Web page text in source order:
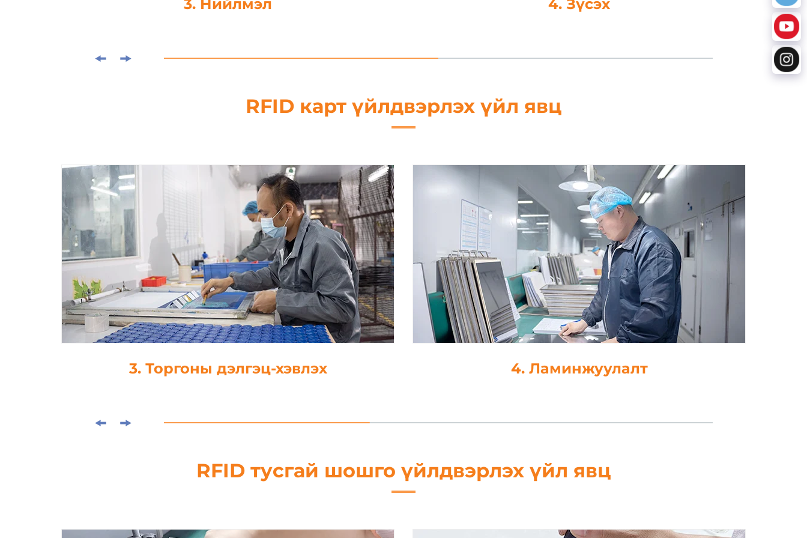
4. Зүсэх 5. Мэдээлэл боловсруулах
RFID карт үйлдвэрлэх үйл явц
4. Ламинжуулалт 5. Цоолборлох
RFID тусгай шошго үйлдвэрлэх үйл явц